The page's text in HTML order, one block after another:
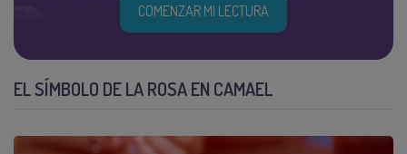
COMENZAR MI LECTURA
EL SÍMBOLO DE LA ROSA EN CAMAEL